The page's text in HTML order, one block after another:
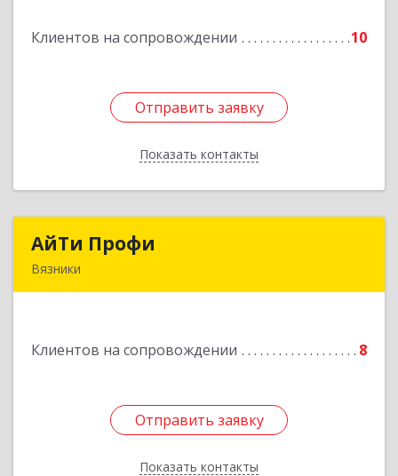
Клиентов на сопровождении 10
Отправить заявку
Показать контакты
Отправить заявку
Назад
АйТи Профи
Вязники
Клиентов на сопровождении 8
Отправить заявку
Показать контакты
Отправить заявку
Назад